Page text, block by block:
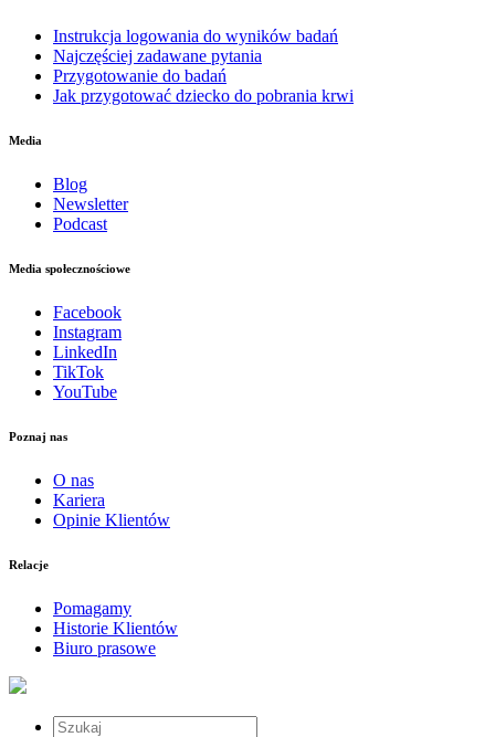
Instrukcja logowania do wyników badań
Najczęściej zadawane pytania
Przygotowanie do badań
Jak przygotować dziecko do pobrania krwi
Media
Blog
Newsletter
Podcast
Media społecznościowe
Facebook
Instagram
LinkedIn
TikTok
YouTube
Poznaj nas
O nas
Kariera
Opinie Klientów
Relacje
Pomagamy
Historie Klientów
Biuro prasowe